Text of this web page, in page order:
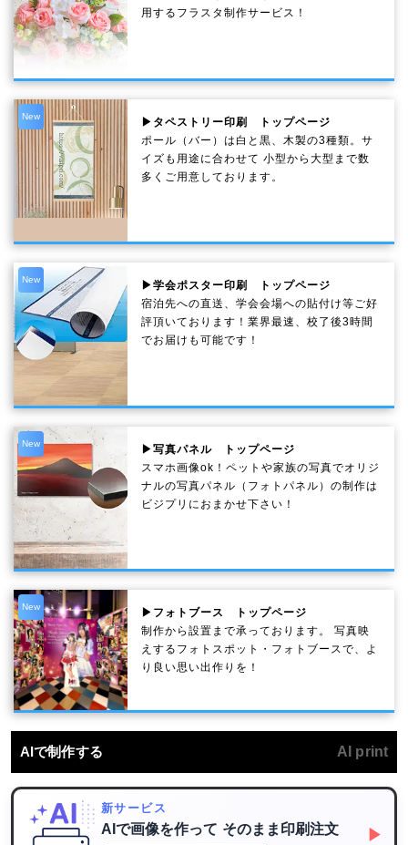
用するフラスタ制作サービス！
New
▶タペストリー印刷 トップページ
ポール（バー）は白と黒、木製の3種類。サ
イズも用途に合わせて 小型から大型まで数
多くご用意しております。
New
▶学会ポスター印刷 トップページ
宿泊先への直送、学会会場への貼付け等ご好
評頂いております！業界最速、校了後3時間
でお届けも可能です！
New
▶写真パネル トップページ
スマホ画像ok！ペットや家族の写真でオリジ
ナルの写真パネル（フォトパネル）の制作は
ビジプリにおまかせ下さい！
New
▶フォトブース トップページ
制作から設置まで承っております。 写真映
えするフォトスポット・フォトブースで、よ
り良い思い出作りを！
AIで制作する AI print
新サービス
AIで画像を作って そのまま印刷注文
▶